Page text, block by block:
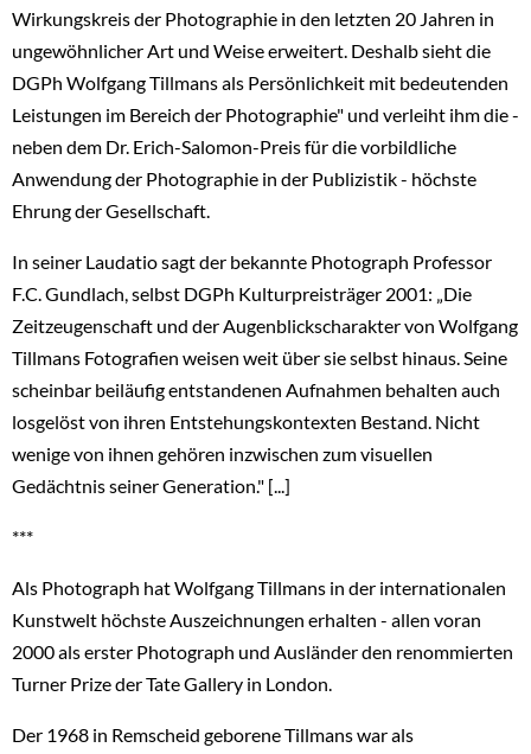
Wirkungskreis der Photographie in den letzten 20 Jahren in
ungewöhnlicher Art und Weise erweitert. Deshalb sieht die
DGPh Wolfgang Tillmans als Persönlichkeit mit bedeutenden
Leistungen im Bereich der Photographie" und verleiht ihm die -
neben dem Dr. Erich-Salomon-Preis für die vorbildliche
Anwendung der Photographie in der Publizistik - höchste
Ehrung der Gesellschaft.
In seiner Laudatio sagt der bekannte Photograph Professor
F.C. Gundlach, selbst DGPh Kulturpreisträger 2001: „Die
Zeitzeugenschaft und der Augenblickscharakter von Wolfgang
Tillmans Fotografien weisen weit über sie selbst hinaus. Seine
scheinbar beiläufig entstandenen Aufnahmen behalten auch
losgelöst von ihren Entstehungskontexten Bestand. Nicht
wenige von ihnen gehören inzwischen zum visuellen
Gedächtnis seiner Generation." [...]
***
Als Photograph hat Wolfgang Tillmans in der internationalen
Kunstwelt höchste Auszeichnungen erhalten - allen voran
2000 als erster Photograph und Ausländer den renommierten
Turner Prize der Tate Gallery in London.
Der 1968 in Remscheid geborene Tillmans war als